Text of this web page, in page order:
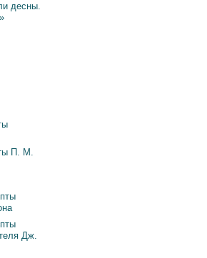
десны.
П. М.
Дж.